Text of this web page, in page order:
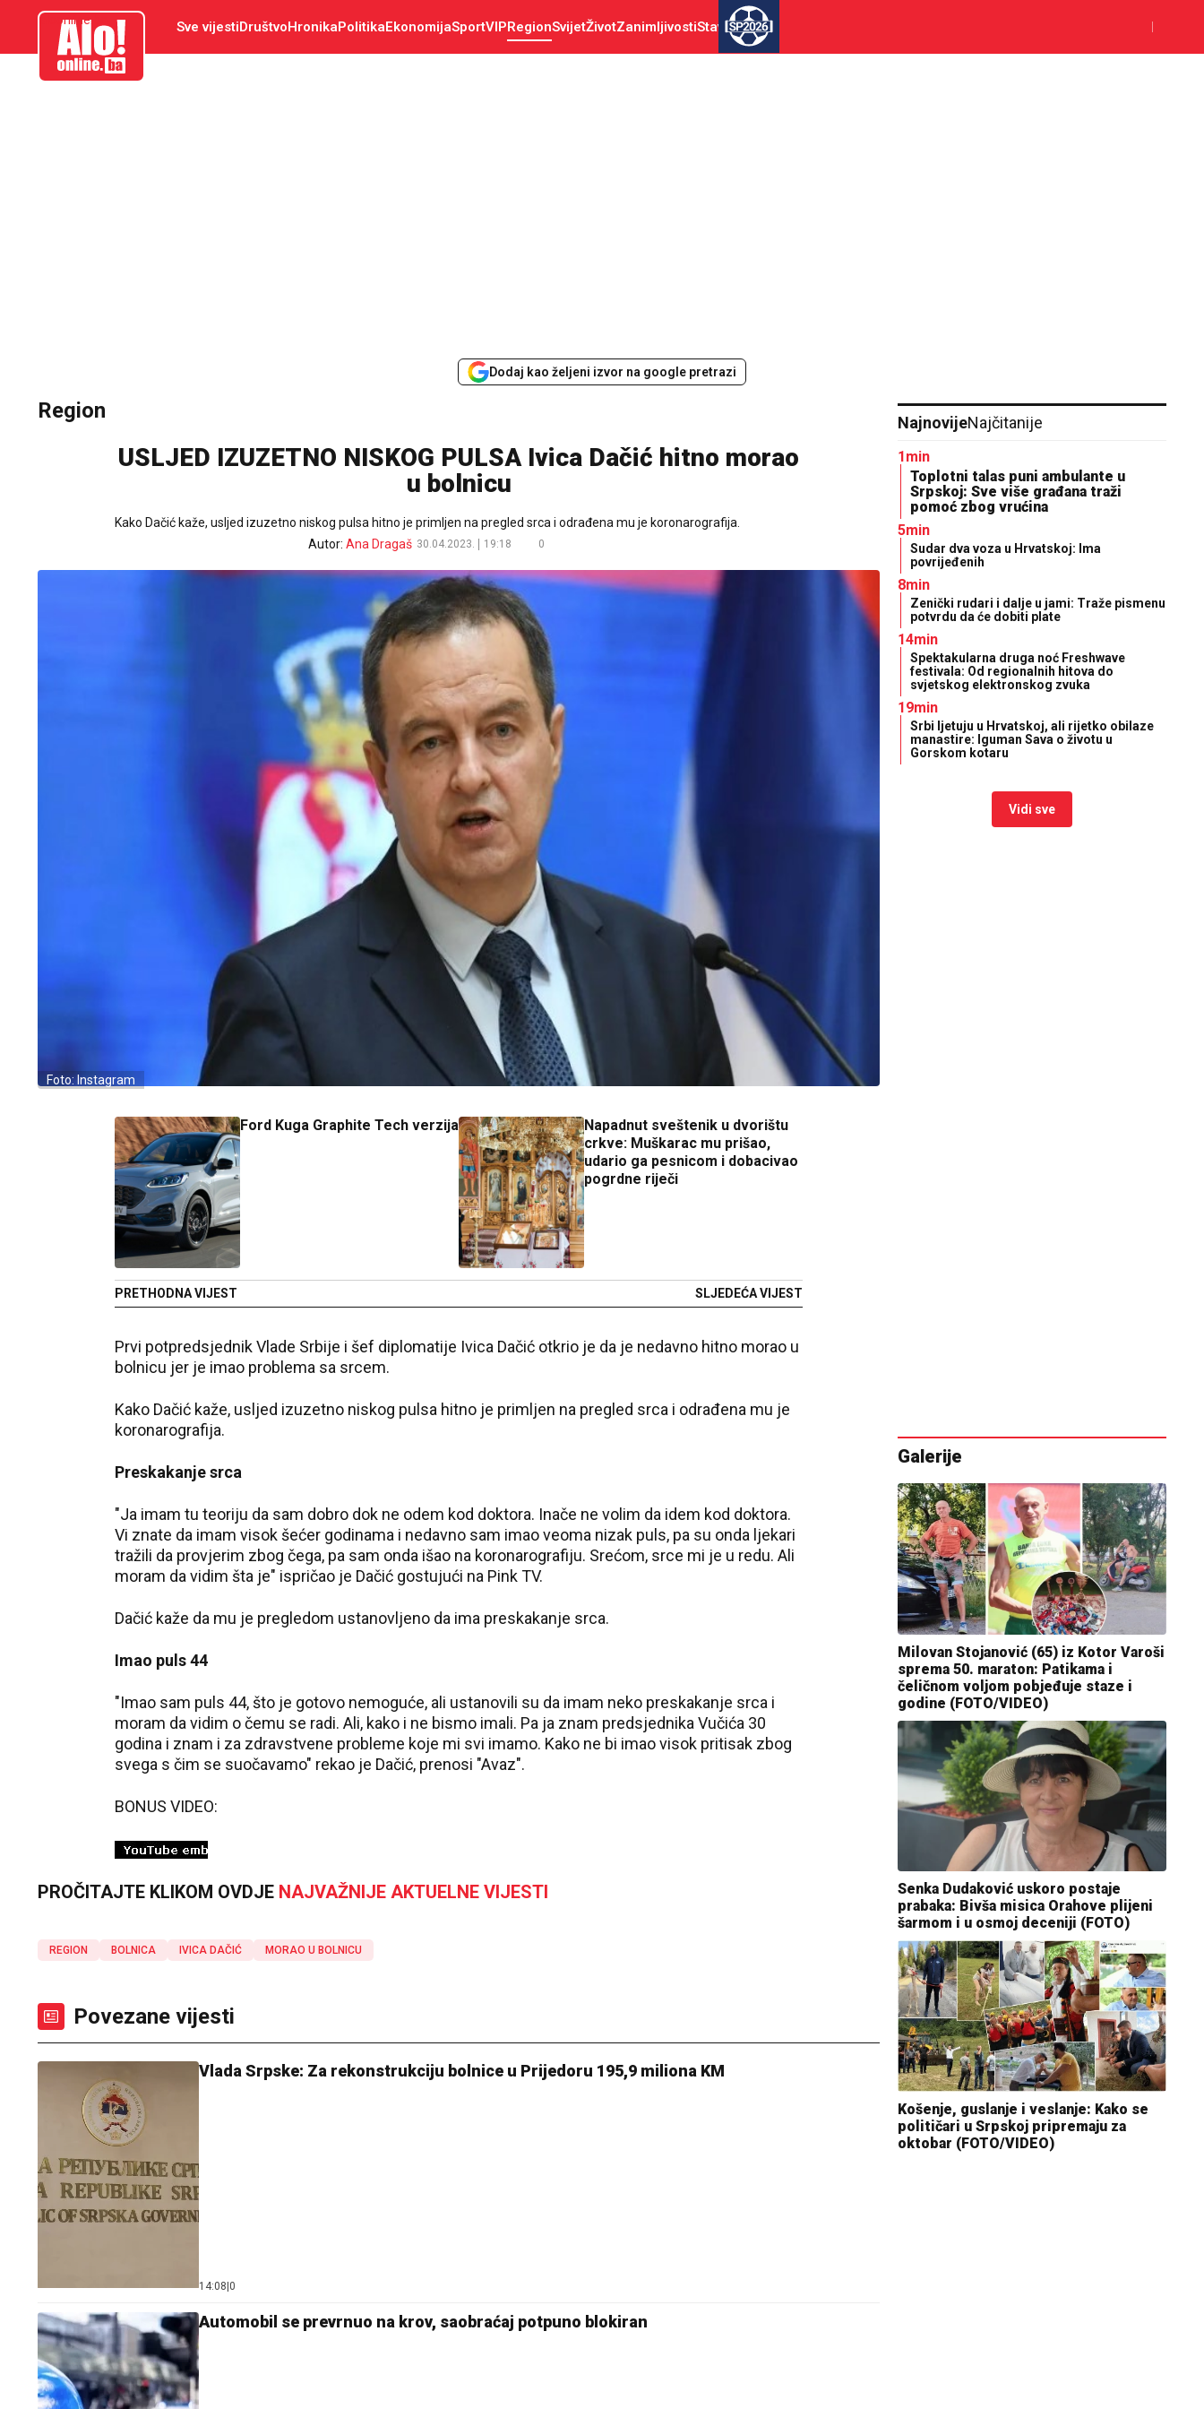
aloonline.ba Sve vijestiDruštvoHronikaPolitikaEkonomijaSportVIPRegionSvijetŽivotZanimljivostiStav SP2026
Dodaj kao željeni izvor na google pretrazi
Region
USLJED IZUZETNO NISKOG PULSA Ivica Dačić hitno morao
u bolnicu
Kako Dačić kaže, usljed izuzetno niskog pulsa hitno je primljen na pregled srca i odrađena mu je koronarografija.
Autor: Ana Dragaš 30.04.2023. 19:18 0
Foto: Instagram
Ford Kuga Graphite Tech verzija
PRETHODNA VIJEST
Napadnut sveštenik u dvorištu
crkve: Muškarac mu prišao,
udario ga pesnicom i dobacivao
pogrdne riječi
SLJEDEĆA VIJEST
Prvi potpredsjednik Vlade Srbije i šef diplomatije Ivica Dačić otkrio je da je nedavno hitno morao u
bolnicu jer je imao problema sa srcem.
Kako Dačić kaže, usljed izuzetno niskog pulsa hitno je primljen na pregled srca i odrađena mu je
koronarografija.
Preskakanje srca
"Ja imam tu teoriju da sam dobro dok ne odem kod doktora. Inače ne volim da idem kod doktora.
Vi znate da imam visok šećer godinama i nedavno sam imao veoma nizak puls, pa su onda ljekari
tražili da provjerim zbog čega, pa sam onda išao na koronarografiju. Srećom, srce mi je u redu. Ali
moram da vidim šta je" ispričao je Dačić gostujući na Pink TV.
Dačić kaže da mu je pregledom ustanovljeno da ima preskakanje srca.
Imao puls 44
"Imao sam puls 44, što je gotovo nemoguće, ali ustanovili su da imam neko preskakanje srca i
moram da vidim o čemu se radi. Ali, kako i ne bismo imali. Pa ja znam predsjednika Vučića 30
godina i znam i za zdravstvene probleme koje mi svi imamo. Kako ne bi imao visok pritisak zbog
svega s čim se suočavamo" rekao je Dačić, prenosi "Avaz".
BONUS VIDEO:
PROČITAJTE KLIKOM OVDJE NAJVAŽNIJE AKTUELNE VIJESTI
REGION BOLNICA IVICA DAČIĆ MORAO U BOLNICU
Povezane vijesti
Vlada Srpske: Za rekonstrukciju bolnice u Prijedoru 195,9 miliona KM
14:08 0
Automobil se prevrnuo na krov, saobraćaj potpuno blokiran
NajnovijeNajčitanije
1min
Toplotni talas puni ambulante u
Srpskoj: Sve više građana traži
pomoć zbog vrućina
5min
Sudar dva voza u Hrvatskoj: Ima
povrijeđenih
8min
Zenički rudari i dalje u jami: Traže pismenu
potvrdu da će dobiti plate
14min
Spektakularna druga noć Freshwave
festivala: Od regionalnih hitova do
svjetskog elektronskog zvuka
19min
Srbi ljetuju u Hrvatskoj, ali rijetko obilaze
manastire: Iguman Sava o životu u
Gorskom kotaru
Vidi sve
Galerije
Milovan Stojanović (65) iz Kotor Varoši
sprema 50. maraton: Patikama i
čeličnom voljom pobjeđuje staze i
godine (FOTO/VIDEO)
Senka Dudaković uskoro postaje
prabaka: Bivša misica Orahove plijeni
šarmom i u osmoj deceniji (FOTO)
Košenje, guslanje i veslanje: Kako se
političari u Srpskoj pripremaju za
oktobar (FOTO/VIDEO)